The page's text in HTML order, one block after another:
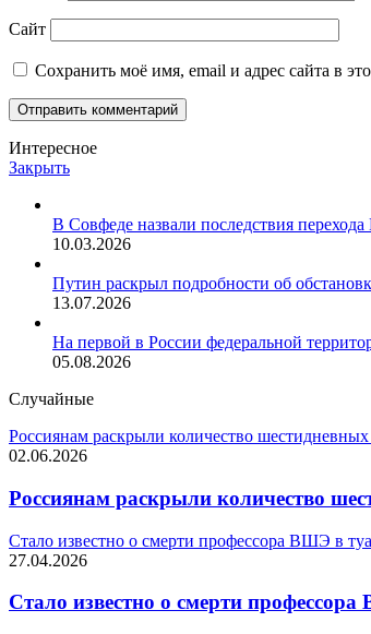
Сайт
Сохранить моё имя, email и адрес сайта в
Интересное
Закрыть
В Совфеде назвали последствия
10.03.2026
Путин раскрыл подробности об
13.07.2026
На первой в России федеральной
05.08.2026
Случайные
Россиянам раскрыли количество
02.06.2026
Россиянам раскрыли количество
Стало известно о смерти профессора ВШЭ в
27.04.2026
Стало известно о смерти